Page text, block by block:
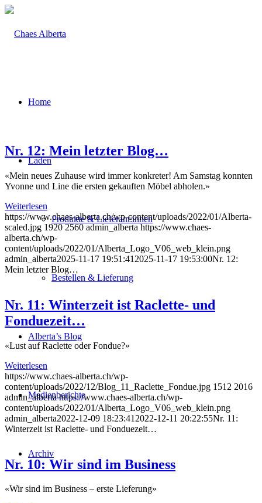
Home
Laden
Produkte & Lieferant:innen
Bestellen & Lieferung
Alberta’s Blog
Medienberichte
Archiv
Nr. 12: Mein letzter Blog…
«Mein neues Zuhause wird immer konkreter! Am Samstag konnten
Yvonne und Line die ersten gekauften Möbel abholen.»
Weiterlesen
https://www.chaes-alberta.ch/wp-content/uploads/2022/01/Alberta-
scaled.jpg 1920 2560 admin_alberta https://www.chaes-
alberta.ch/wp-
content/uploads/2022/01/Alberta_Logo_V06_web_klein.png
admin_alberta2025-11-17 19:51:41 2025-11-17 19:53:00Nr. 12:
Mein letzter Blog…
Nr. 11: Winterzeit ist Raclette- und
Fonduezeit…
«Lust auf Raclette oder Fondue?»
Weiterlesen
https://www.chaes-alberta.ch/wp-
content/uploads/2022/12/Blog_11_Raclette_Fondue.jpg 1512 2016
admin_alberta https://www.chaes-alberta.ch/wp-
content/uploads/2022/01/Alberta_Logo_V06_web_klein.png
admin_alberta2022-12-09 18:23:41 2022-12-11 20:22:55Nr. 11:
Winterzeit ist Raclette- und Fonduezeit…
Nr. 10: Wir sind im Business
«Wir sind im Business – erste Lieferung»